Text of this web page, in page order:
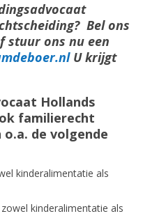
Bel ons
stuur ons nu een
U krijgt
Hollands
familierecht
de volgende
kinderalimentatie als
kinderalimentatie als